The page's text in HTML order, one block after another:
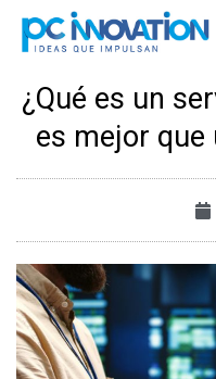
¿Qué es un
es mejor